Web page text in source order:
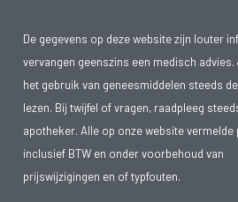
De gegevens op deze website zijn louter
vervangen geenszins een medisch advies.
het gebruik van geneesmiddelen steeds
lezen. Bij twijfel of vragen, raadpleeg
apotheker. Alle op onze website vermelde
inclusief BTW en onder voorbehoud van
prijswijzigingen en of typfouten.